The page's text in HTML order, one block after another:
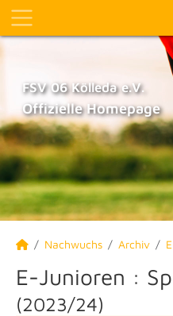
FSV 06 Kölleda e.V.
Offizielle Homepage
Nachwuchs Archiv
E-Junioren :
(2023/24)